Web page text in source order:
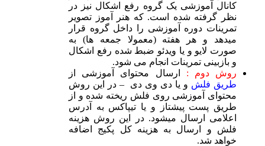
کانال آموزشی یک گروه رفع اشکال نیز در
نظر گرفته شده است. که هنر آموز تصویر
تمرینات دوره آموزشی را داخل گروه قرار
میدهد و هر هفته (معمولا جمعه ها) به
صورت لایو و یا ویدئو ضبط شده رفع اشکال
و بازبینی تمرینات انجام می شود.
روش دوم :
ارسال محتوای آموزشی از
طریق فلش و یا دی وی دی – در این روش
محتوای آموزشی روی فلش ریخته شده و از
طریق پست پیشتاز و یا تیپاکس به آدرس
اعلامی ارسال میشود. در این روش هزینه
فلش و ارسال به هزینه کل پکیج اضافه
خواهد شد.